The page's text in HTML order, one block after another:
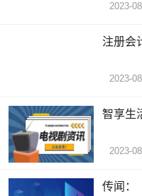
2023-
注册会
2023-
智享生
2023-
传闻：